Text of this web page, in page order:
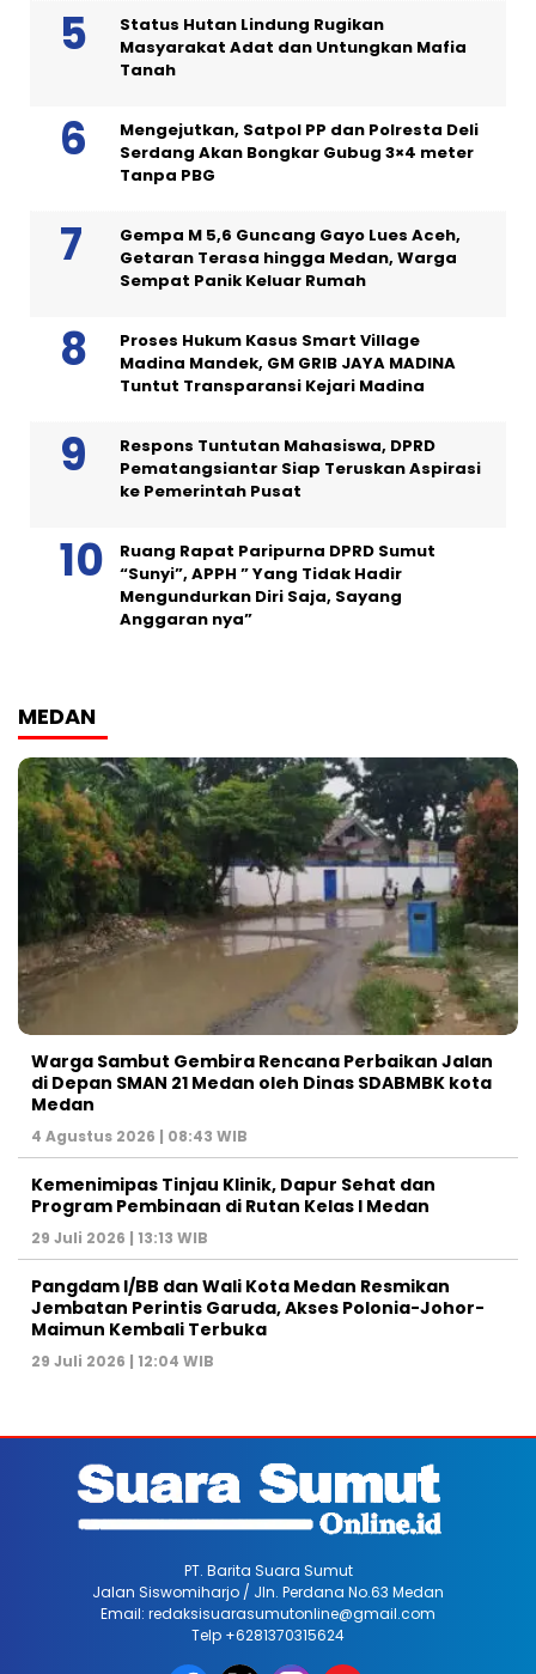
Status Hutan Lindung Rugikan
Masyarakat Adat dan Untungkan Mafia
Tanah
Mengejutkan, Satpol PP dan Polresta Deli
Serdang Akan Bongkar Gubug 3×4 meter
Tanpa PBG
Gempa M 5,6 Guncang Gayo Lues Aceh,
Getaran Terasa hingga Medan, Warga
Sempat Panik Keluar Rumah
Proses Hukum Kasus Smart Village
Madina Mandek, GM GRIB JAYA MADINA
Tuntut Transparansi Kejari Madina
Respons Tuntutan Mahasiswa, DPRD
Pematangsiantar Siap Teruskan Aspirasi
ke Pemerintah Pusat
Ruang Rapat Paripurna DPRD Sumut
“Sunyi”, APPH ” Yang Tidak Hadir
Mengundurkan Diri Saja, Sayang
Anggaran nya”
MEDAN
Warga Sambut Gembira Rencana Perbaikan Jalan
di Depan SMAN 21 Medan oleh Dinas SDABMBK kota
Medan
4 Agustus 2026 | 08:43 WIB
Kemenimipas Tinjau Klinik, Dapur Sehat dan
Program Pembinaan di Rutan Kelas I Medan
29 Juli 2026 | 13:13 WIB
Pangdam I/BB dan Wali Kota Medan Resmikan
Jembatan Perintis Garuda, Akses Polonia-Johor-
Maimun Kembali Terbuka
29 Juli 2026 | 12:04 WIB
PT. Barita Suara Sumut
Jalan Siswomiharjo / Jln. Perdana No.63 Medan
Email: redaksisuarasumutonline@gmail.com
Telp +6281370315624